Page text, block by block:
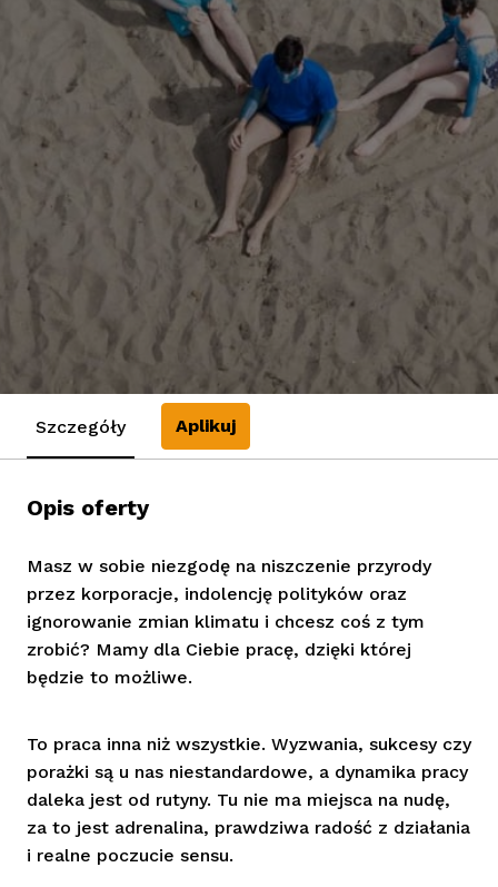
Szczegóły Aplikuj
Opis oferty
Masz w sobie niezgodę na niszczenie przyrody
przez korporacje, indolencję polityków oraz
ignorowanie zmian klimatu i chcesz coś z tym
zrobić? Mamy dla Ciebie pracę, dzięki której
będzie to możliwe.
To praca inna niż wszystkie. Wyzwania, sukcesy czy
porażki są u nas niestandardowe, a dynamika pracy
daleka jest od rutyny. Tu nie ma miejsca na nudę,
za to jest adrenalina, prawdziwa radość z działania
i realne poczucie sensu.